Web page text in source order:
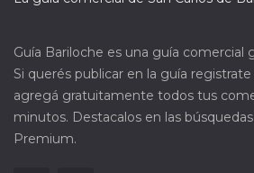
Guía Bariloche es una guía comercial
Si querés publicar en la guía
agregá gratuitamente todos tus
minutos. Destacalos en las
Premium.